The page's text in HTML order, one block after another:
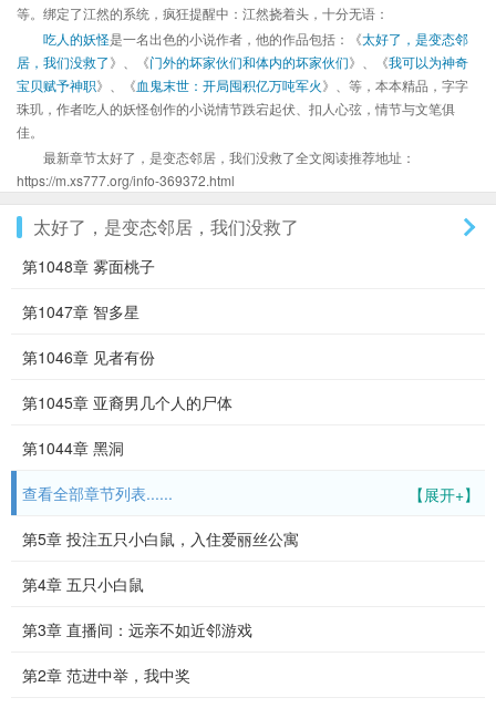
等。绑定了江然的系统，疯狂提醒中：江然挠着头，十分无语：
吃人的妖怪是一名出色的小说作者，他的作品包括：《太好了，是变态邻
居，我们没救了》、《门外的坏家伙们和体内的坏家伙们》、《我可以为神奇
宝贝赋予神职》、《血鬼末世：开局囤积亿万吨军火》、等，本本精品，字字
珠玑，作者吃人的妖怪创作的小说情节跌宕起伏、扣人心弦，情节与文笔俱
佳。
最新章节太好了，是变态邻居，我们没救了全文阅读推荐地址：
https://m.xs777.org/info-369372.html
太好了，是变态邻居，我们没救了
第1048章 雾面桃子
第1047章 智多星
第1046章 见者有份
第1045章 亚裔男几个人的尸体
第1044章 黑洞
【展开+】
查看全部章节列表......
第5章 投注五只小白鼠，入住爱丽丝公寓
第4章 五只小白鼠
第3章 直播间：远亲不如近邻游戏
第2章 范进中举，我中奖